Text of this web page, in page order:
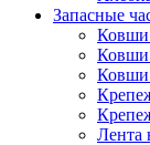
Запасные
Ковши
Ковши
Ковши
Лента